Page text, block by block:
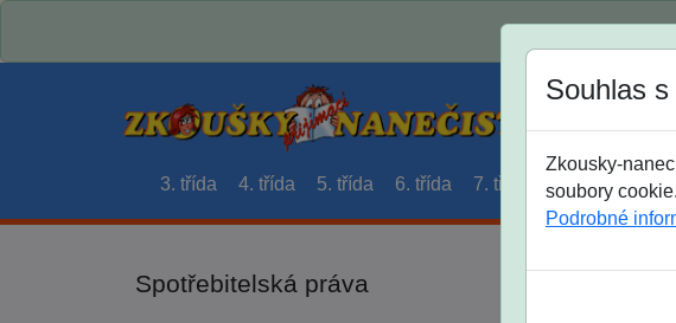
3. třída 4. třída 5. třída 6. třída 7. třída 8. třída 9.
Spotřebitelská práva
Souhlas
Zkousky-
soubory
Podrobné